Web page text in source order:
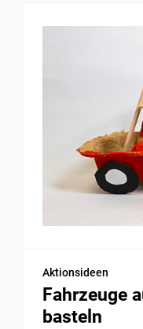
Aktionsideen
Fahrzeuge
basteln